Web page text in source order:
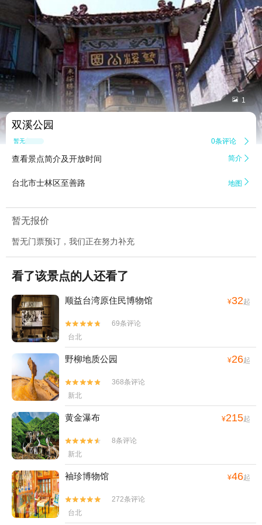
 1
双溪公园
暂无点评 0条评论 
查看景点简介及开放时间 简介 
台北市士林区至善路 地图 
暂无报价
暂无门票预订，我们正在努力补充
看了该景点的人还看了
顺益台湾原住民博物馆 ¥32起


69条评论
台北
野柳地质公园 ¥26起


368条评论
新北
黄金瀑布 ¥215起


8条评论
新北
袖珍博物馆 ¥46起


272条评论
台北